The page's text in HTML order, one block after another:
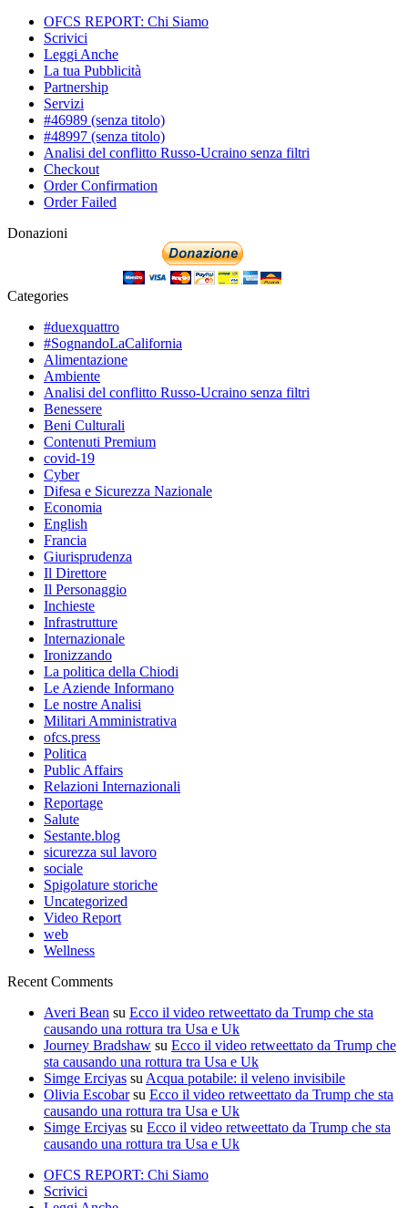
OFCS REPORT: Chi Siamo
Scrivici
Leggi Anche
La tua Pubblicità
Partnership
Servizi
#46989 (senza titolo)
#48997 (senza titolo)
Analisi del conflitto Russo-Ucraino senza filtri
Checkout
Order Confirmation
Order Failed
Donazioni
Categories
#duexquattro
#SognandoLaCalifornia
Alimentazione
Ambiente
Analisi del conflitto Russo-Ucraino senza filtri
Benessere
Beni Culturali
Contenuti Premium
covid-19
Cyber
Difesa e Sicurezza Nazionale
Economia
English
Francia
Giurisprudenza
Il Direttore
Il Personaggio
Inchieste
Infrastrutture
Internazionale
Ironizzando
La politica della Chiodi
Le Aziende Informano
Le nostre Analisi
Militari Amministrativa
ofcs.press
Politica
Public Affairs
Relazioni Internazionali
Reportage
Salute
Sestante.blog
sicurezza sul lavoro
sociale
Spigolature storiche
Uncategorized
Video Report
web
Wellness
Recent Comments
Averi Bean su Ecco il video retweettato da Trump che sta
causando una rottura tra Usa e Uk
Journey Bradshaw su Ecco il video retweettato da Trump che
sta causando una rottura tra Usa e Uk
Simge Erciyas su Acqua potabile: il veleno invisibile
Olivia Escobarsu Ecco il video retweettato da Trump che sta
causando una rottura tra Usa e Uk
Simge Erciyas su Ecco il video retweettato da Trump che sta
causando una rottura tra Usa e Uk
OFCS REPORT: Chi Siamo
Scrivici